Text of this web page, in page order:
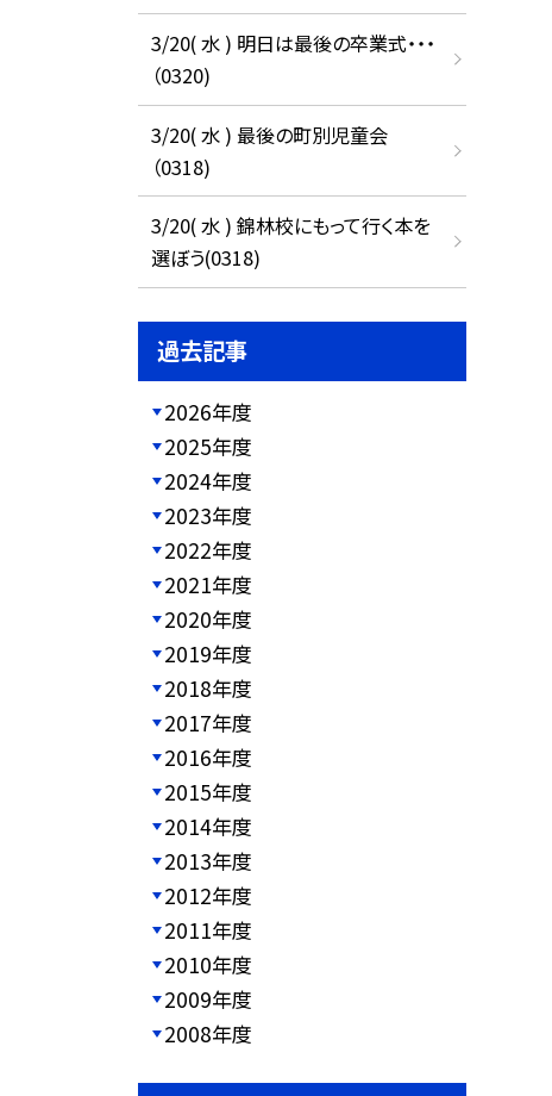
3/20( 水 ) 明日は最後の卒業式・・・
（0320)
3/20( 水 ) 最後の町別児童会
（0318)
3/20( 水 ) 錦林校にもって行く本を
選ぼう(0318)
過去記事
2026年度
2025年度
2024年度
2023年度
2022年度
2021年度
2020年度
2019年度
2018年度
2017年度
2016年度
2015年度
2014年度
2013年度
2012年度
2011年度
2010年度
2009年度
2008年度